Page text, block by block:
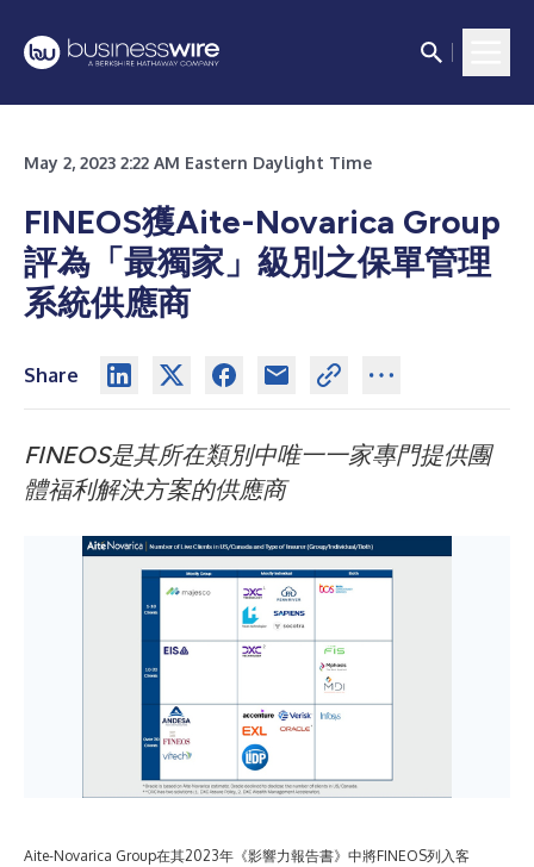
May 2, 2023 2:22 AM Eastern Daylight Time
FINEOS獲Aite-Novarica Group
評為「最獨家」級別之保單管理
系統供應商
Share
FINEOS是其所在類別中唯一一家專門提供團
體福利解決方案的供應商
Aite-Novarica Group在其2023年《影響力報告書》中將FINEOS列入客